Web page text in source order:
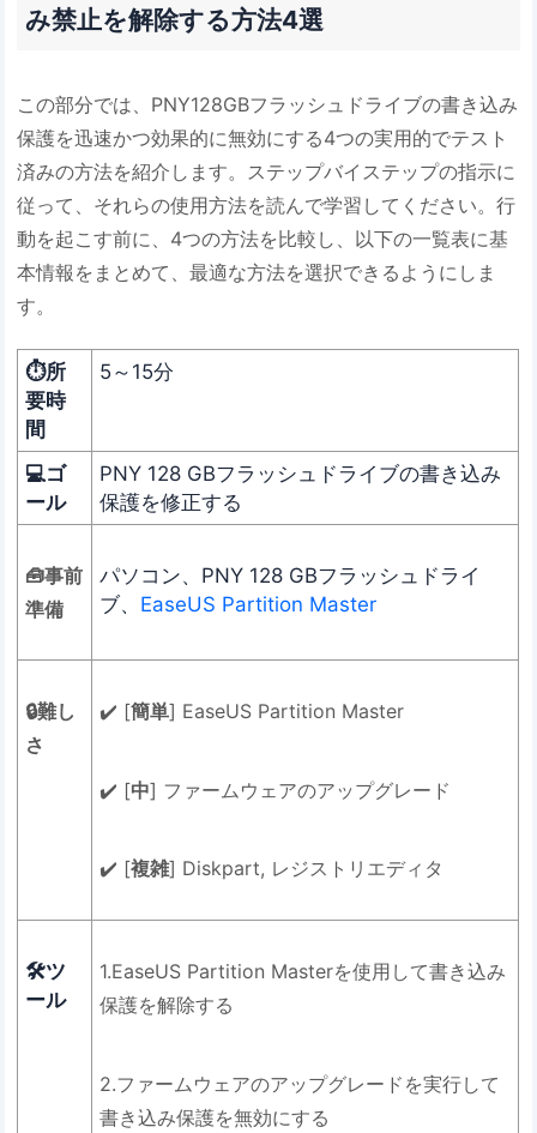
み禁止を解除する方法4選
この部分では、PNY128GBフラッシュドライブの書き込み
保護を迅速かつ効果的に無効にする4つの実用的でテスト
済みの方法を紹介します。ステップバイステップの指示に
従って、それらの使用方法を読んで学習してください。行
動を起こす前に、4つの方法を比較し、以下の一覧表に基
本情報をまとめて、最適な方法を選択できるようにしま
す。
⏱️所
要時
間
5～15分
💻ゴ
ール
PNY 128 GBフラッシュドライブの書き込み
保護を修正する
🧰事前
準備
パソコン、PNY 128 GBフラッシュドライ
ブ、 EaseUS Partition Master
🔒難し
さ
✔️ [簡単] EaseUS Partition Master
✔️ [中] ファームウェアのアップグレード
✔️ [複雑] Diskpart, レジストリエディタ
🛠️ツ
ール
1.EaseUS Partition Masterを使用して書き込み
保護を解除する
2.ファームウェアのアップグレードを実行して
書き込み保護を無効にする